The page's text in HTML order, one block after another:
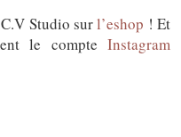
Studio surl’eshop ! Et
le compte Instagram